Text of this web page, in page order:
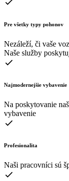
Pre všetky typy pohonov
Nezáleží, či vaše
Naše služby
Najmodernejšie vybavenie
Na poskytovanie
vybavenie
Profesionalita
Naši pracovníci sú